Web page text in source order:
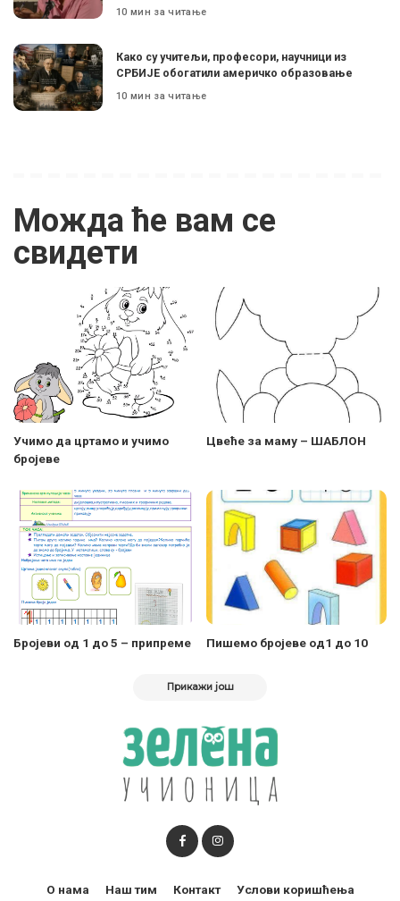
10 мин за читање
Како су учитељи, професори, научници из
СРБИЈЕ обогатили америчко образовање
10 мин за читање
Можда ће вам се
свидети
Учимо да цртамо и учимо
бројеве
Цвеће за маму – ШАБЛОН
Бројеви од 1 до 5 – припреме Пишемо бројеве од1 до 10
Прикажи још
О нама Наш тим Контакт Услови коришћења